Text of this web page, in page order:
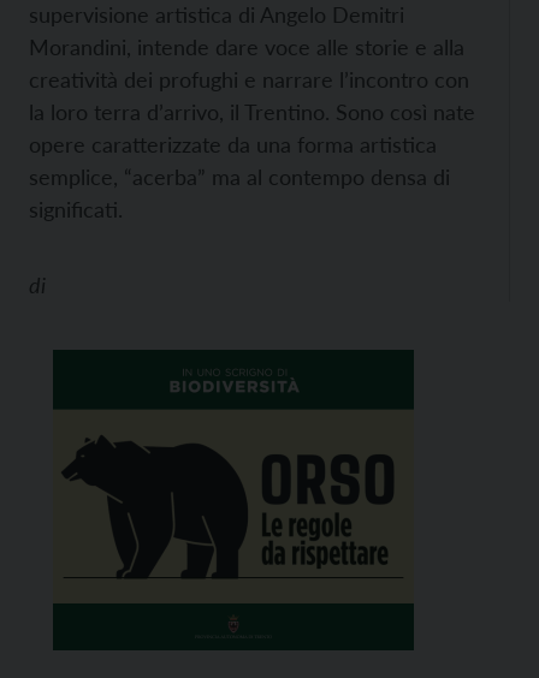
supervisione artistica di Angelo Demitri
Morandini, intende dare voce alle storie e alla
creatività dei profughi e narrare l’incontro con
la loro terra d’arrivo, il Trentino. Sono così nate
opere caratterizzate da una forma artistica
semplice, “acerba” ma al contempo densa di
significati.
di